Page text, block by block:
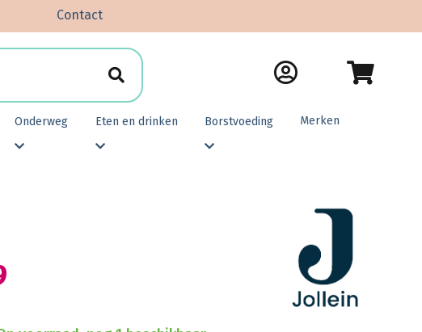
Contact
Onderweg Eten en drinken Borstvoeding Merken